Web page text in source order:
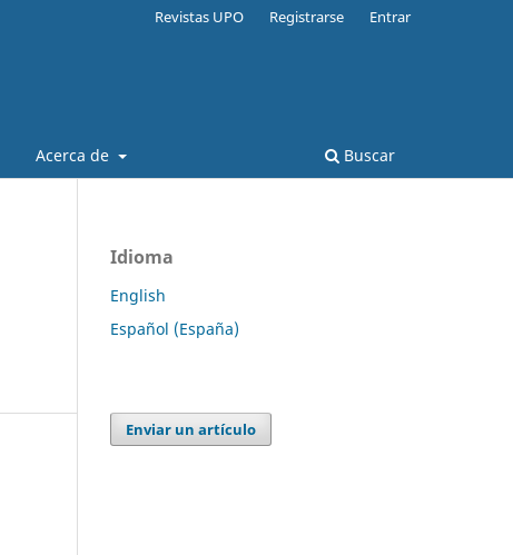
Acerca de Buscar
Revistas UPO Registrarse Entrar
Idioma
English
Español (España)
Enviar un artículo